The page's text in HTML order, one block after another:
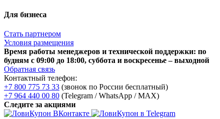
Для бизнеса
Стать партнером
Условия размещения
Время работы менеджеров и технической поддержки: по
будням с 09:00 до 18:00, суббота и воскресенье – выходной
Обратная связь
Контактный телефон:
+7 800 775 73 33 (звонок по России бесплатный)
+7 964 440 00 80 (Telegram / WhatsApp / MAX)
Следите за акциями